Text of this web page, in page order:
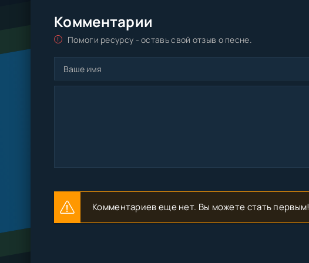
Комментарии
Помоги ресурсу - оставь свой отзыв о песне.
Комментариев еще нет. Вы можете стать первым!